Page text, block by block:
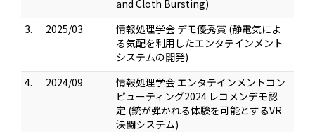
and Cloth Bursting)
3.
2025/03
情報処理学会 デモ優秀賞 (静電気によ
る気配を利用したエンタテインメント
システムの開発)
4.
2024/09
情報処理学会 エンタテインメントコン
ピューティング2024 レコメンデモ認
定 (銃が弾かれる体験を可能とするVR
決闘システム)